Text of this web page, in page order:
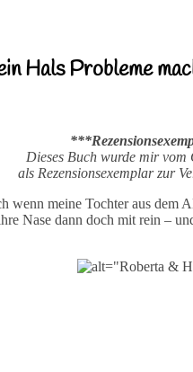
Hals Probleme
Dieses Buch wurde mir vom
als Rezensionsexemplar zur
wenn meine Tochter aus dem
Nase dann doch mit rein –